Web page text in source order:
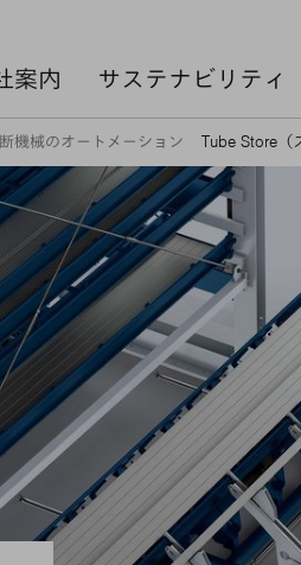
案内 サステナビリティ
機械のオートメーション Tube Store（